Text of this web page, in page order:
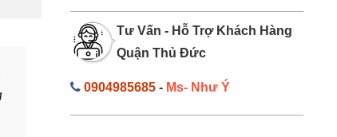
Tư Vấn - Hỗ Trợ Khách Hàng
Quận Thủ Đức
0904985685- Ms- Như Ý